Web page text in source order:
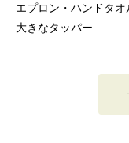
エプロン・ハンドタ
大きなタッパー